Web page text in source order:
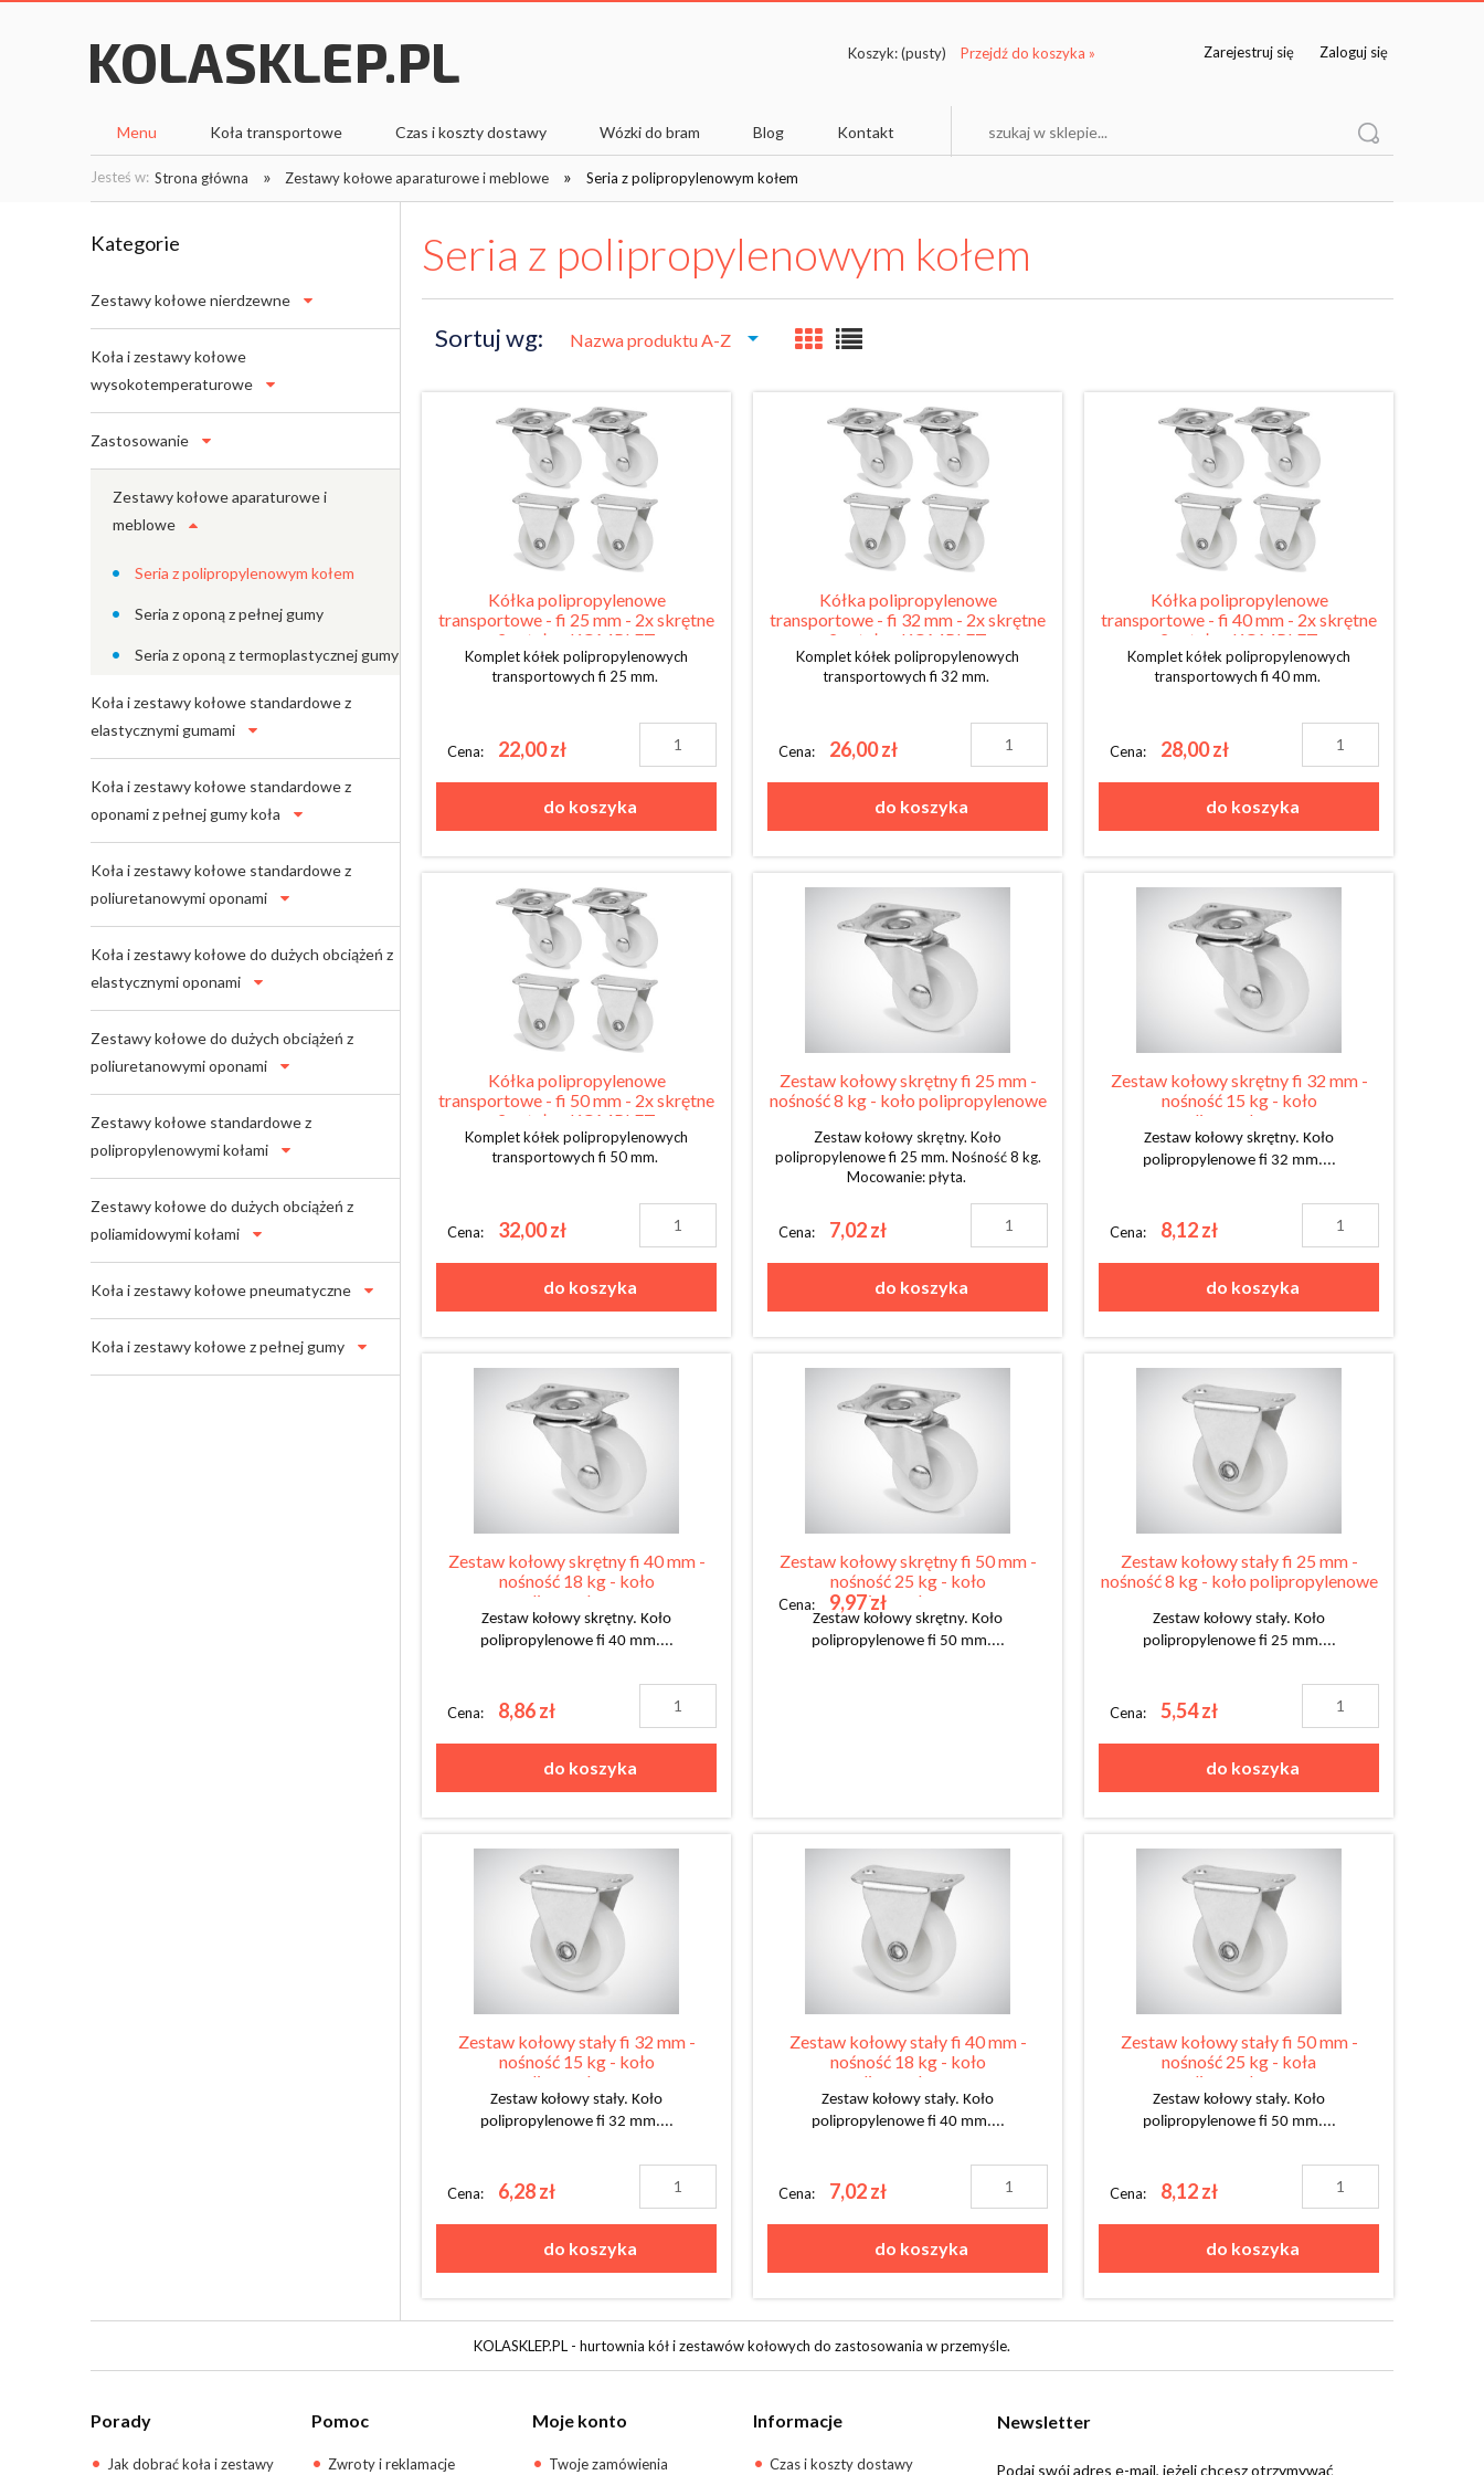
Zarejestruj się Zaloguj się
Koszyk:(pusty)
Menu Koła transportowe Czas i koszty dostawy Wózki do bram Blog Kontakt
Jesteś w: Strona główna » Zestawy kołowe aparaturowe i meblowe » Seria z polipropylenowym kołem
Kategorie
Zestawy kołowe nierdzewne
Koła i zestawy kołowe
wysokotemperaturowe
Zastosowanie
Zestawy kołowe aparaturowe i
meblowe
Seria z polipropylenowym kołem
Seria z oponą z pełnej gumy
Seria z oponą z termoplastycznej gumy
Koła i zestawy kołowe standardowe z
elastycznymi gumami
Koła i zestawy kołowe standardowe z
oponami z pełnej gumy koła
Koła i zestawy kołowe standardowe z
poliuretanowymi oponami
Koła i zestawy kołowe do dużych obciążeń z
elastycznymi oponami
Zestawy kołowe do dużych obciążeń z
poliuretanowymi oponami
Zestawy kołowe standardowe z
polipropylenowymi kołami
Zestawy kołowe do dużych obciążeń z
poliamidowymi kołami
Koła i zestawy kołowe pneumatyczne
Koła i zestawy kołowe z pełnej gumy
Seria z polipropylenowym kołem
Sortuj wg: Nazwa produktu A-Z
Kółka polipropylenowe
transportowe - fi 25 mm - 2x skrętne
2x stałe - KOMPLET
Komplet kółek polipropylenowych
transportowych fi 25 mm.
Cena: 22,00 zł
do koszyka
Kółka polipropylenowe
transportowe - fi 32 mm - 2x skrętne
2x stałe - KOMPLET
Komplet kółek polipropylenowych
transportowych fi 32 mm.
Cena: 26,00 zł
do koszyka
Kółka polipropylenowe
transportowe - fi 40 mm - 2x skrętne
2x stałe - KOMPLET
Komplet kółek polipropylenowych
transportowych fi 40 mm.
Cena: 28,00 zł
do koszyka
Kółka polipropylenowe
transportowe - fi 50 mm - 2x skrętne
2x stałe - KOMPLET
Komplet kółek polipropylenowych
transportowych fi 50 mm.
Cena: 32,00 zł
do koszyka
Zestaw kołowy skrętny fi 25 mm -
nośność 8 kg - koło polipropylenowe
Zestaw kołowy skrętny. Koło
polipropylenowe fi 25 mm. Nośność 8 kg.
Mocowanie: płyta.
Cena: 7,02 zł
do koszyka
Zestaw kołowy skrętny fi 32 mm -
nośność 15 kg - koło
polipropylenowe
Zestaw kołowy skrętny. Koło
polipropylenowe fi 32 mm....
Cena: 8,12 zł
do koszyka
Zestaw kołowy skrętny fi 40 mm -
nośność 18 kg - koło
polipropylenowe
Zestaw kołowy skrętny. Koło
polipropylenowe fi 40 mm....
Cena: 8,86 zł
do koszyka
Zestaw kołowy skrętny fi 50 mm -
nośność 25 kg - koło
polipropylenowe
Zestaw kołowy skrętny. Koło
polipropylenowe fi 50 mm....
Cena: 9,97 zł
Zestaw kołowy stały fi 25 mm -
nośność 8 kg - koło polipropylenowe
Zestaw kołowy stały. Koło
polipropylenowe fi 25 mm....
Cena: 5,54 zł
do koszyka
Zestaw kołowy stały fi 32 mm -
nośność 15 kg - koło
polipropylenowe
Zestaw kołowy stały. Koło
polipropylenowe fi 32 mm....
Cena: 6,28 zł
do koszyka
Zestaw kołowy stały fi 40 mm -
nośność 18 kg - koło
polipropylenowe
Zestaw kołowy stały. Koło
polipropylenowe fi 40 mm....
Cena: 7,02 zł
do koszyka
Zestaw kołowy stały fi 50 mm -
nośność 25 kg - koła
polipropylenowe
Zestaw kołowy stały. Koło
polipropylenowe fi 50 mm....
Cena: 8,12 zł
do koszyka
KOLASKLEP.PL - hurtownia kół i zestawów kołowych do zastosowania w przemyśle.
Newsletter
Podaj swój adres e-mail, jeżeli chcesz otrzymywać
Porady
Jak dobrać koła i zestawy
Pomoc
Zwroty i reklamacje
Moje konto
Twoje zamówienia
Informacje
Czas i koszty dostawy